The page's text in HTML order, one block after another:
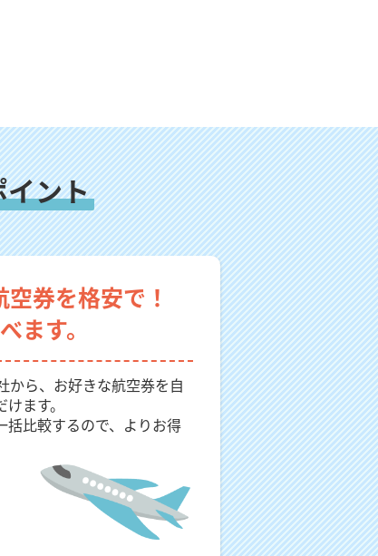
イント
券を格安で！
ます。
から、お好きな航空券を自
ます。
括比較するので、よりお得